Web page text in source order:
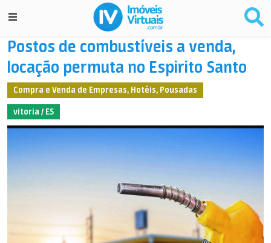
Postos de combustíveis a venda,
locação permuta no Espirito Santo
Compra e Venda de Empresas, Hotéis, Pousadas
vitoria / ES